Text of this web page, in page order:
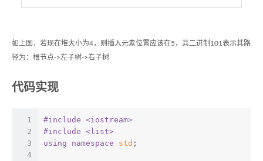
如上图，若现在堆大小为4，则插入元素位置应该在5，其二进制101表示其路
径为：根节点->左子树->右子树
代码实现
1
2
3
4
#include <iostream>
#include <list>
using
namespace std ;